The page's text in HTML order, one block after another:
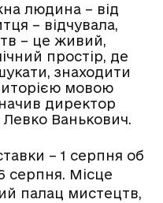
людина – від
– відчувала,
– це живий,
простір, де
знаходити
мовою
директор
Ванькович.
– 1 серпня об
серпня. Місце
палац мистецтв,